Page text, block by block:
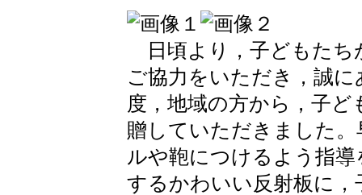
日頃より，子どもたち
ご協力をいただき，誠
度，地域の方から，子
贈していただきました
ルや鞄につけるよう指
するかわいい反射板に